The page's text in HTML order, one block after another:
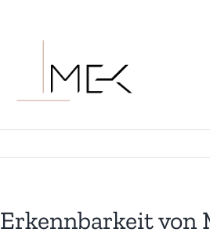
Erkennbarkeit von